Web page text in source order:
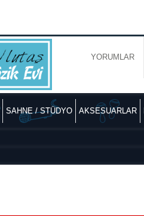
YORUMLAR
SAHNE / STÜDYO AKSESUARLAR